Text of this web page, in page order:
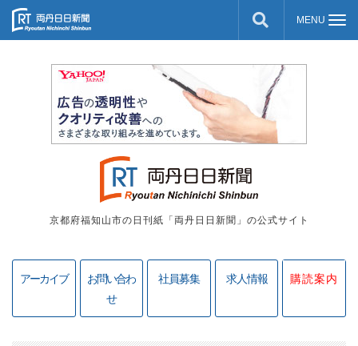
京都府福知山市の日刊紙「両丹日日新聞」の公式サイト
アーカイブ
お問い合わ
せ
社員募集 求人情報 購読案内